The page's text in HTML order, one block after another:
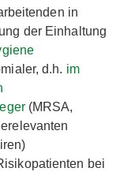
in
der Einhaltung
d.h. im
(MRSA,
bei